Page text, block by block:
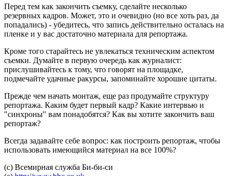
Перед тем как закончить съемку, сделайте несколько
резервных кадров. Может, это и очевидно (но все хоть раз, да
попадались) - убедитесь, что запись действительно осталась на
пленке и у вас достаточно материала для репортажа.
Кроме того старайтесь не увлекаться техническим аспектом
съемки. Думайте в первую очередь как журналист:
прислушивайтесь к тому, что говорят на площадке,
подмечайте удачные ракурсы, запоминайте хорошие цитаты.
Прежде чем начать монтаж, еще раз продумайте структуру
репортажа. Каким будет первый кадр? Какие интервью и
"синхроны" вам понадобятся? Как вы хотите закончить ваш
репортаж?
Всегда задавайте себе вопрос: как построить репортаж, чтобы
использовать имеющийся материал на все 100%?
(с) Всемирная служба Би-би-си